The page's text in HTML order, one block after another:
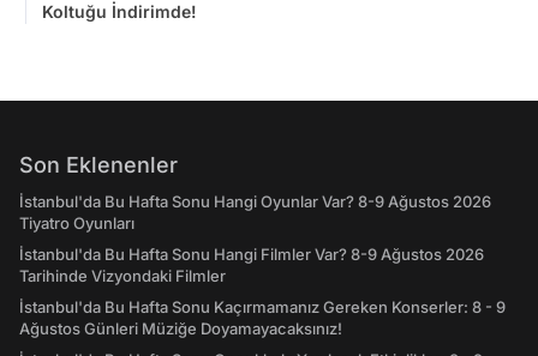
Koltuğu İndirimde!
Son Eklenenler
İstanbul'da Bu Hafta Sonu Hangi Oyunlar Var? 8-9 Ağustos 2026
Tiyatro Oyunları
İstanbul'da Bu Hafta Sonu Hangi Filmler Var? 8-9 Ağustos 2026
Tarihinde Vizyondaki Filmler
İstanbul'da Bu Hafta Sonu Kaçırmamanız Gereken Konserler: 8 - 9
Ağustos Günleri Müziğe Doyamayacaksınız!